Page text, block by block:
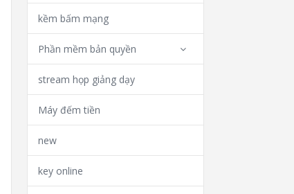
kềm bấm mạng
Phần mềm bản quyền
stream họp giảng dạy
Máy đếm tiền
new
key online